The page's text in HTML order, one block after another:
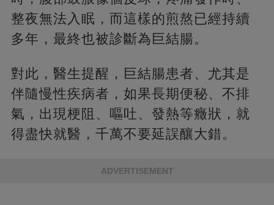
整夜無法入眠，而這樣的煎熬已經持續
多年，最終也被診斷為巨結腸。
對此，醫生提醒，巨結腸患者、尤其是
伴隨慢性疾病者，如果長期便秘、不排
氣，出現梗阻、嘔吐、發熱等癥狀，就
得盡快就醫，千萬不要延誤釀大錯。
ADVERTISEMENT